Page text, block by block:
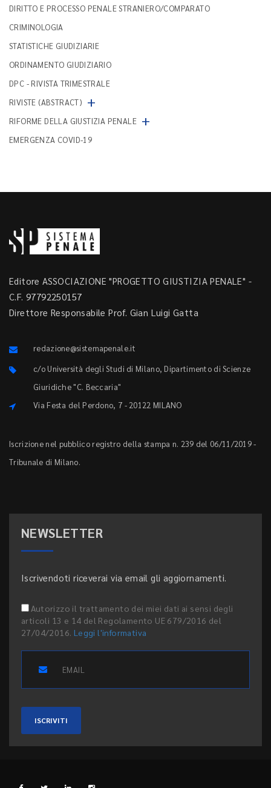
DIRITTO E PROCESSO PENALE STRANIERO/COMPARATO
CRIMINOLOGIA
STATISTICHE GIUDIZIARIE
ORDINAMENTO GIUDIZIARIO
DPC - RIVISTA TRIMESTRALE
RIVISTE (ABSTRACT) +
RIFORME DELLA GIUSTIZIA PENALE +
EMERGENZA COVID-19
Editore ASSOCIAZIONE "PROGETTO GIUSTIZIA PENALE" -
C.F. 97792250157
Direttore Responsabile Prof. Gian Luigi Gatta
redazione@sistemapenale.it
c/o Università degli Studi di Milano, Dipartimento di Scienze
Giuridiche "C. Beccaria"
Via Festa del Perdono, 7 - 20122 MILANO
Iscrizione nel pubblico registro della stampa n. 239 del 06/11/2019 -
Tribunale di Milano.
NEWSLETTER
Iscrivendoti riceverai via email gli aggiornamenti.
Autorizzo il trattamento dei miei dati ai sensi degli
articoli 13 e 14 del Regolamento UE 679/2016 del
27/04/2016. Leggi l'informativa
ISCRIVITI